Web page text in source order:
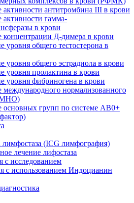
активности антитромбина III в крови
активности гамма-
в крови
концентрации Д-димера в крови
уровня общего тестостерона в
уровня общего эстрадиола в крови
уровня пролактина в крови
уровня фибриногена в крови
международного нормализованного
основных групп по системе AB0+
лимфостаза (ICG лимфография)
лечение лифостаза
с исследованием
с использованием Индоцианин